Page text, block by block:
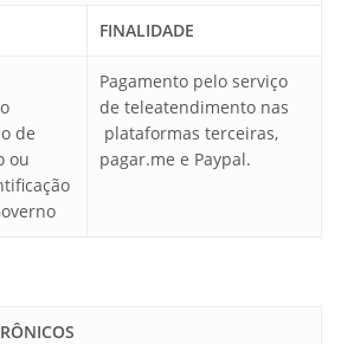
FINALIDADE
de
ou
Pagamento pelo serviço
de teleatendimento nas
plataformas terceiras,
pagar.me e Paypal.